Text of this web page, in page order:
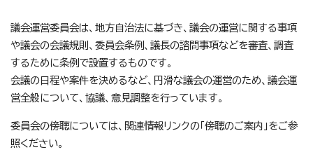
議会運営委員会は、地方自治法に基づき、議会の運営に関する事項
や議会の会議規則、委員会条例、議長の諮問事項などを審査、調査
するために条例で設置するものです。
会議の日程や案件を決めるなど、円滑な議会の運営のため、議会運
営全般について、協議、意見調整を行っています。
委員会の傍聴については、関連情報リンクの「傍聴のご案内」をご参
照ください。